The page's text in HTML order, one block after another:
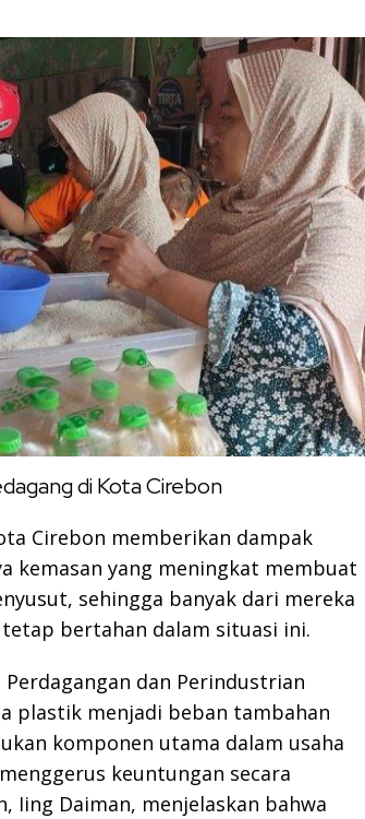
di Kota Cirebon
Cirebon memberikan dampak
kemasan yang meningkat membuat
sehingga banyak dari mereka
bertahan dalam situasi ini.
dan Perindustrian
plastik menjadi beban tambahan
komponen utama dalam usaha
keuntungan secara
Iing Daiman, menjelaskan bahwa